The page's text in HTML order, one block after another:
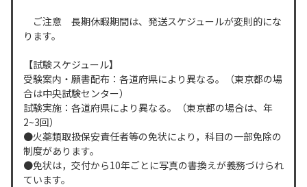
ご注意 長期休暇期間は、発送スケジュールが変則的にな
ります。
【試験スケジュール】
受験案内・願書配布：各道府県により異なる。（東京都の場
合は中央試験センター）
試験実施：各道府県により異なる。（東京都の場合は、年
2~3回）
●火薬類取扱保安責任者等の免状により，科目の一部免除の
制度があります。
●免状は，交付から10年ごとに写真の書換えが義務づけられ
ています。